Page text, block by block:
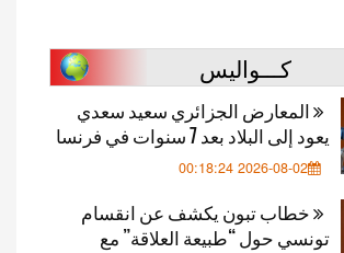
كـــواليس
المعارض الجزائري سعيد سعدي
يعود إلى البلاد بعد 7 سنوات في فرنسا
2026-08-02 00:18:24
خطاب تبون يكشف عن انقسام
تونسي حول “طبيعة العلاقة” مع